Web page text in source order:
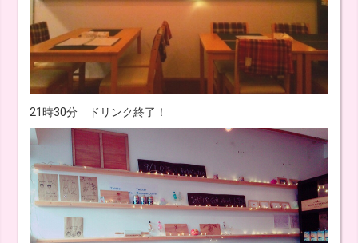
21時30分 ドリンク終了！